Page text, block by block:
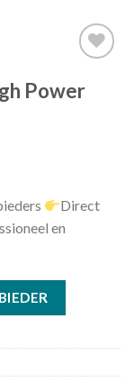
Power
Direct
en